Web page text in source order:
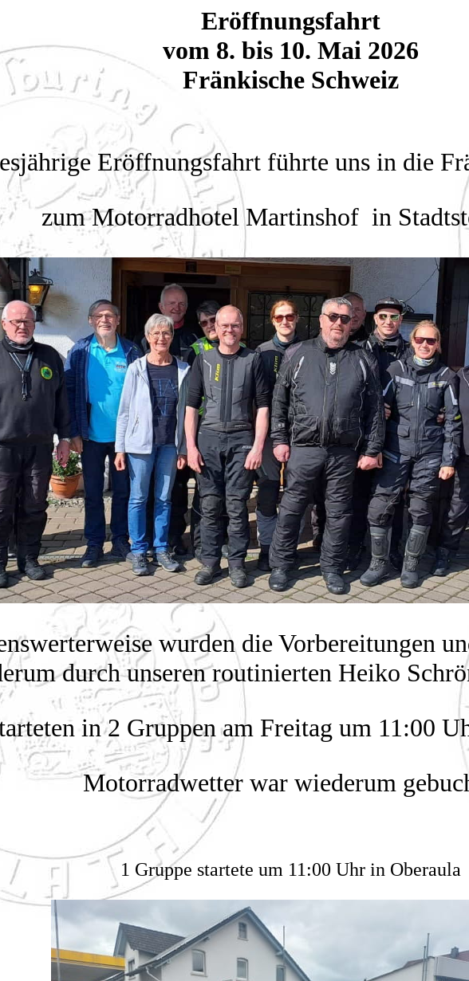
Eröffnungsfahrt
vom 8. bis 10. Mai 2026
Fränkische Schweiz
Eröffnungsfahrt führte uns in die
zum Motorradhotel Martinshof in
wurden die Vorbereitungen
durch unseren routinierten Heiko
in 2 Gruppen am Freitag um 11:00
Motorradwetter war wiederum
1 Gruppe startete um 11:00 Uhr in Oberaula